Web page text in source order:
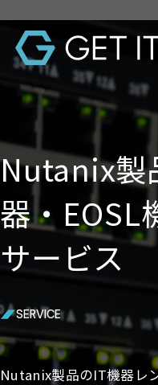
Nutanix製
器・EOSL
サービス
SERVICE
Nutanix製品のIT機器レ